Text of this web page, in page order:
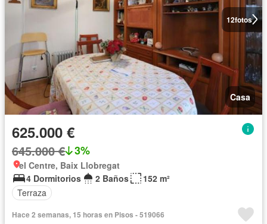
12fotos
Casa
625.000 €
645.000 € 3%
el Centre, Baix Llobregat
4 Dormitorios
2 Baños
152 m²
Terraza
Hace 2 semanas, 15 horas en Pisos - 519066